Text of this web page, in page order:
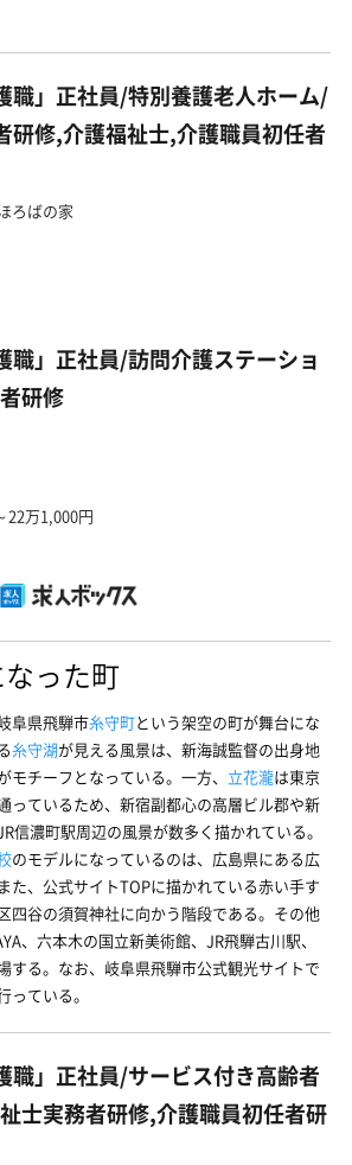
職」正社員/特別養護老人ホーム/
研修,介護福祉士,介護職員初任者
ろばの家
職」正社員/訪問介護ステーショ
研修
22万1,000円
った町
阜県飛騨市糸守町という架空の町が舞台にな
糸守湖が見える風景は、新海誠監督の出身地
モチーフとなっている。一方、 立花瀧は東京
っているため、新宿副都心の高層ビル郡や新
信濃町駅周辺の風景が数多く描かれている。
のモデルになっているのは、広島県にある広
た、公式サイトTOPに描かれている赤い手す
四谷の須賀神社に向かう階段である。その他
、六本木の国立新美術館、JR飛騨古川駅、
する。なお、岐阜県飛騨市公式観光サイトで
っている。
職」正社員/サービス付き高齢者
士実務者研修,介護職員初任者研